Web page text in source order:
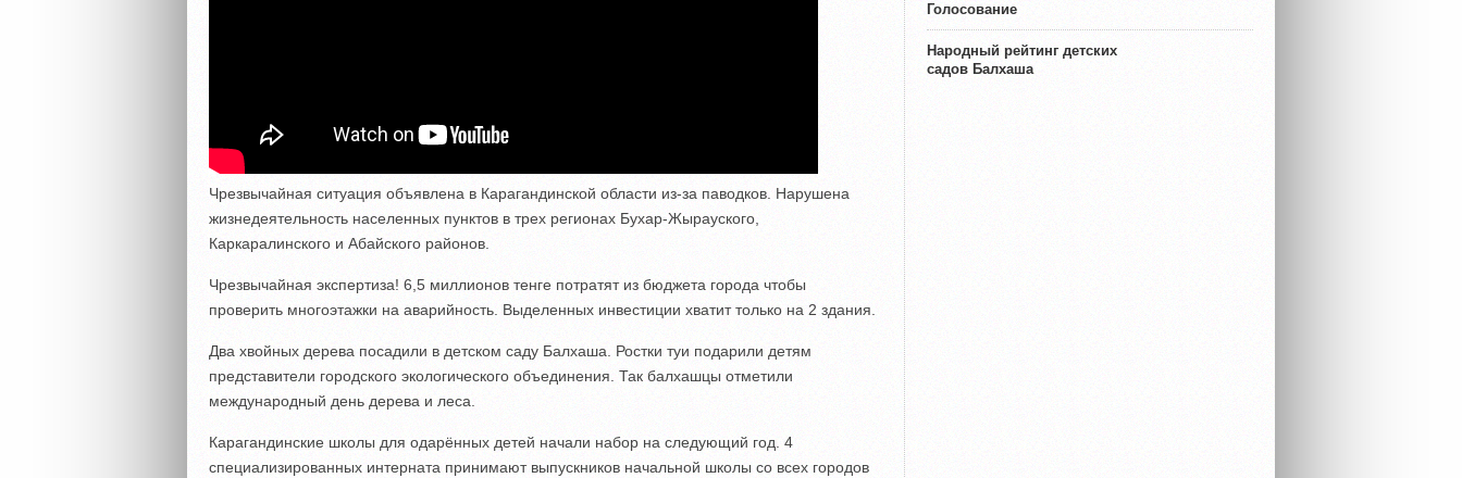
Чрезвычайная ситуация объявлена в Карагандинской области из-за паводков. Нарушена
жизнедеятельность населенных пунктов в трех регионах Бухар-Жырауского,
Каркаралинского и Абайского районов.
Чрезвычайная экспертиза! 6,5 миллионов тенге потратят из бюджета города чтобы
проверить многоэтажки на аварийность. Выделенных инвестиции хватит только на 2 здания.
Два хвойных дерева посадили в детском саду Балхаша. Ростки туи подарили детям
представители городского экологического объединения. Так балхашцы отметили
международный день дерева и леса.
Карагандинские школы для одарённых детей начали набор на следующий год. 4
специализированных интерната принимают выпускников начальной школы со всех городов
Голосование
Народный рейтинг детских
садов Балхаша